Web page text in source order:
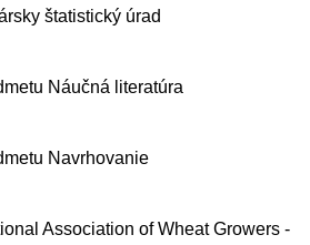
štatistický úrad
Náučná literatúra
Navrhovanie
Association of Wheat Growers -